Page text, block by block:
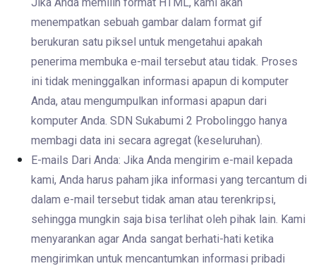
menempatkan sebuah gambar dalam format gif
berukuran satu piksel untuk mengetahui apakah
penerima membuka e-mail tersebut atau tidak. Proses
ini tidak meninggalkan informasi apapun di komputer
Anda, atau mengumpulkan informasi apapun dari
komputer Anda. SDN Sukabumi 2 Probolinggo hanya
membagi data ini secara agregat (keseluruhan).
E-mails Dari Anda: Jika Anda mengirim e-mail kepada
kami, Anda harus paham jika informasi yang tercantum di
dalam e-mail tersebut tidak aman atau terenkripsi,
sehingga mungkin saja bisa terlihat oleh pihak lain. Kami
menyarankan agar Anda sangat berhati-hati ketika
mengirimkan untuk mencantumkan informasi pribadi